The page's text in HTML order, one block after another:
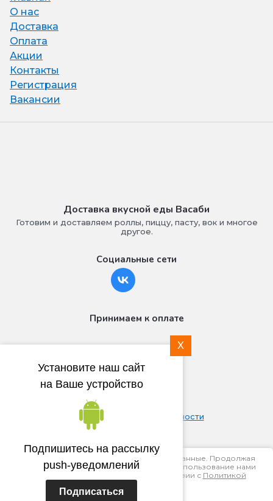
О нас
Доставка
Оплата
Акции
Контакты
Регистрация
Вакансии
Доставка вкусной еды Васаби
Готовим и доставляем роллы, пиццу, пасту, вок и многое
другое.
Социальные сети
Принимаем к оплате
Политика конфиденциальности
Мегагрупп.ру
X
Установите наш сайт
на Ваше устройство
Подпишитесь на рассылку
push-уведомлений
Подписаться
Этот сайт использует файлы cookie и метаданные. Продолжая
просматривать его, вы соглашаетесь на использование нами
файлов cookie и метаданных в соответствии с Политикой
конфиденциальности